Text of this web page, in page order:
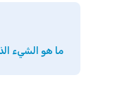
ما هو الشيء